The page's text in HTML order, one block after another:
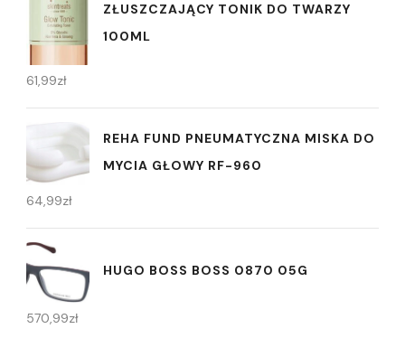
ZŁUSZCZAJĄCY TONIK DO TWARZY
100ML
61,99zł
REHA FUND PNEUMATYCZNA MISKA DO
MYCIA GŁOWY RF-960
64,99zł
HUGO BOSS BOSS 0870 05G
570,99zł